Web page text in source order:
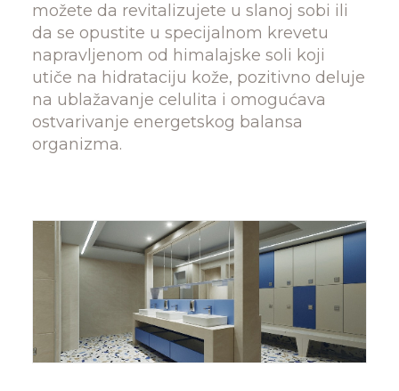
možete da revitalizujete u slanoj sobi ili
da se opustite u specijalnom krevetu
napravljenom od himalajske soli koji
utiče na hidrataciju kože, pozitivno deluje
na ublažavanje celulita i omogućava
ostvarivanje energetskog balansa
organizma.